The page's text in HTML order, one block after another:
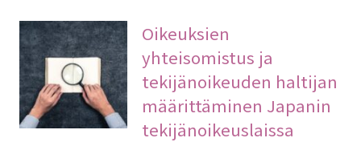
Oikeuksien
yhteisomistus ja
tekijänoikeuden haltijan
määrittäminen Japanin
tekijänoikeuslaissa